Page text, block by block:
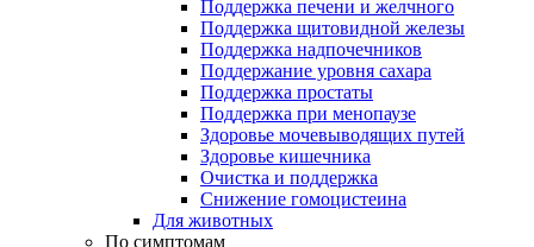
Поддержка печени и желчного
Поддержка щитовидной железы
Поддержка надпочечников
Поддержание уровня сахара
Поддержка простаты
Поддержка при менопаузе
Здоровье мочевыводящих путей
Здоровье кишечника
Очистка и поддержка
Снижение гомоцистеина
Для животных
По симптомам